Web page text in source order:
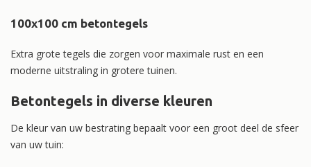
100x100 cm betontegels
Extra grote tegels die zorgen voor maximale rust en een
moderne uitstraling in grotere tuinen.
Betontegels in diverse kleuren
De kleur van uw bestrating bepaalt voor een groot deel de sfeer
van uw tuin: